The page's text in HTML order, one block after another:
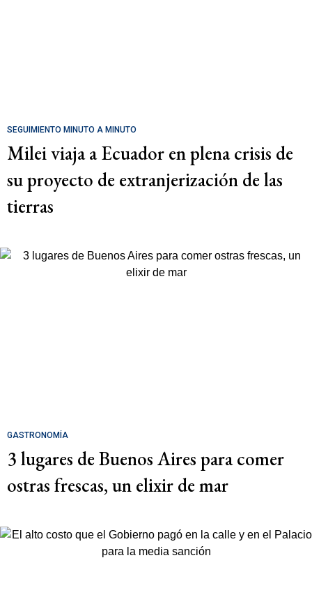
SEGUIMIENTO MINUTO A MINUTO
Milei viaja a Ecuador en plena crisis de
su proyecto de extranjerización de las
tierras
GASTRONOMÍA
3 lugares de Buenos Aires para comer
ostras frescas, un elixir de mar